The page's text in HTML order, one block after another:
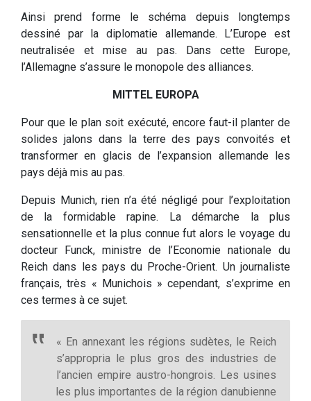
Ainsi prend forme le schéma depuis longtemps
dessiné par la diplomatie allemande. L’Europe est
neutralisée et mise au pas. Dans cette Europe,
l’Allemagne s’assure le monopole des alliances.
MITTEL EUROPA
Pour que le plan soit exécuté, encore faut-il planter de
solides jalons dans la terre des pays convoités et
transformer en glacis de l’expansion allemande les
pays déjà mis au pas.
Depuis Munich, rien n’a été négligé pour l’exploitation
de la formidable rapine. La démarche la plus
sensationnelle et la plus connue fut alors le voyage du
docteur Funck, ministre de l’Economie nationale du
Reich dans les pays du Proche-Orient. Un journaliste
français, très « Munichois » cependant, s’exprime en
ces termes à ce sujet.
« En annexant les régions sudètes, le Reich
s’appropria le plus gros des industries de
l’ancien empire austro-hongrois. Les usines
les plus importantes de la région danubienne